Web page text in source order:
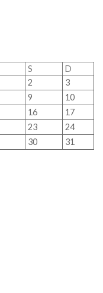
S
D
2
3
9
10
16
17
23
24
30 31